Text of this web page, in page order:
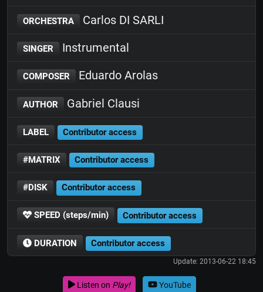
ORCHESTRA Carlos DI SARLI
SINGER Instrumental
COMPOSER Eduardo Arolas
AUTHOR Gabriel Clausi
LABEL Contributor access
#MATRIX Contributor access
#DISK Contributor access
SPEED (steps/min) Contributor access
DURATION Contributor access
Update: 2013-06-22 18:45
Listen on Play! YouTube